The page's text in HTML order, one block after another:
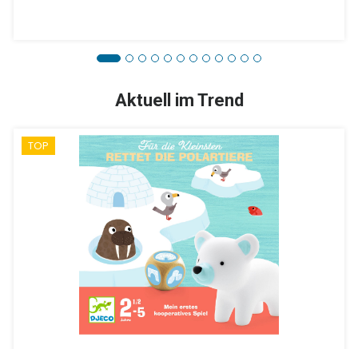
Bingo Federn Und Pelz
Aktuell im Trend
TOP